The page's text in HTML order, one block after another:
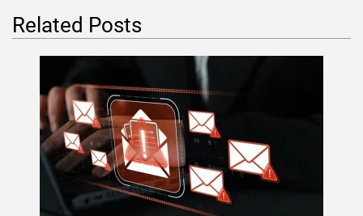
Related Posts